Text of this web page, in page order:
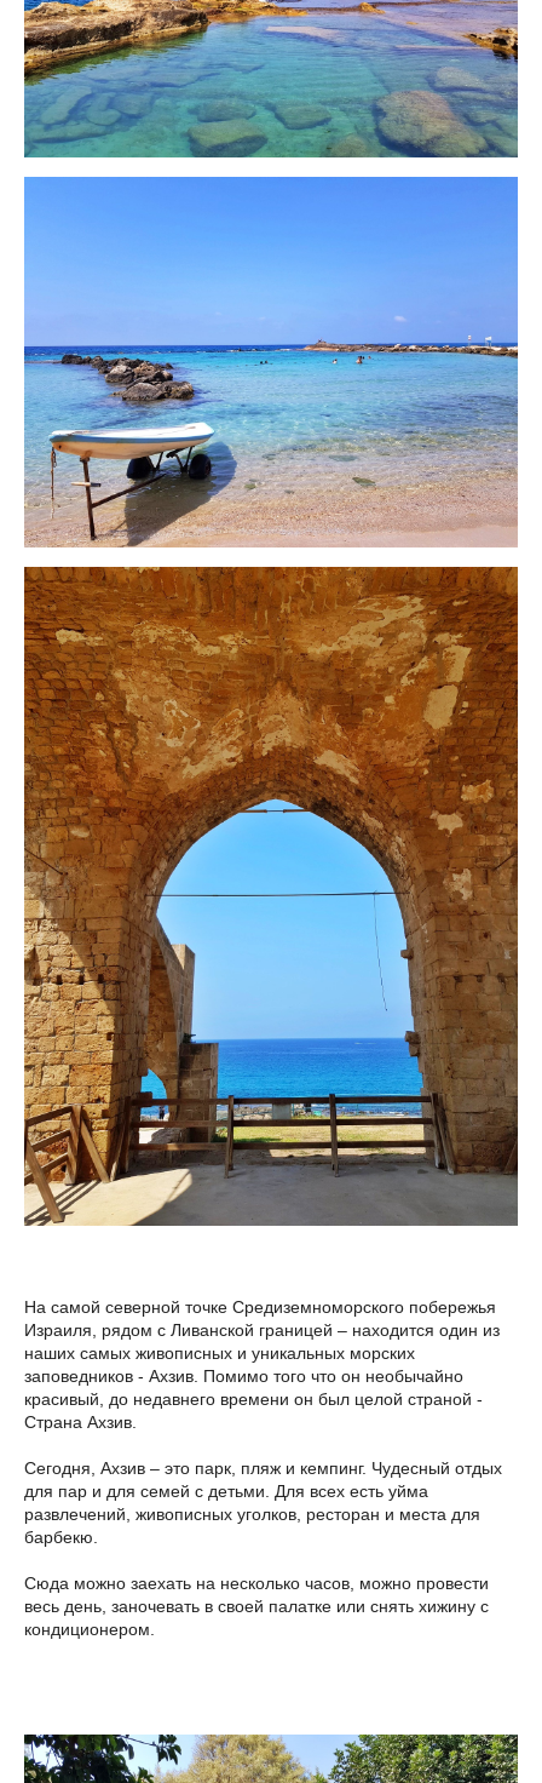
На самой северной точке Средиземноморского побережья
Израиля, рядом с Ливанской границей – находится один из
наших самых живописных и уникальных морских
заповедников - Ахзив. Помимо того что он необычайно
красивый, до недавнего времени он был целой страной -
Страна Ахзив.
Сегодня, Ахзив – это парк, пляж и кемпинг. Чудесный отдых
для пар и для семей с детьми. Для всех есть уйма
развлечений, живописных уголков, ресторан и места для
барбекю.
Сюда можно заехать на несколько часов, можно провести
весь день, заночевать в своей палатке или снять хижину с
кондиционером.